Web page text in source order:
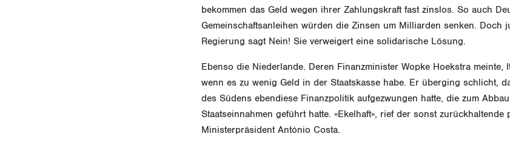
bekommen das Geld wegen ihrer Zahlungskraft fast zinslos. So auch
Gemeinschaftsanleihen würden die Zinsen um Milliarden senken. Doch
Regierung sagt Nein! Sie verweigert eine solidarische Lösung.
Ebenso die Niederlande. Deren Finanzminister Wopke Hoekstra meinte,
wenn es zu wenig Geld in der Staatskasse habe. Er überging schlicht,
des Südens ebendiese Finanzpolitik aufgezwungen hatte, die zum
Staatseinnahmen geführt hatte. «Ekelhaft», rief der sonst zurückhaltende
Ministerpräsident António Costa.